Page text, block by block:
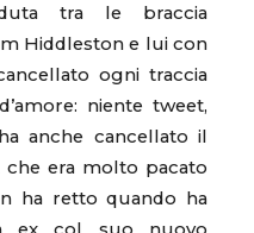
tra le braccia
Hiddleston e lui con
ogni traccia
niente tweet,
anche cancellato il
che era molto pacato
ha retto quando ha